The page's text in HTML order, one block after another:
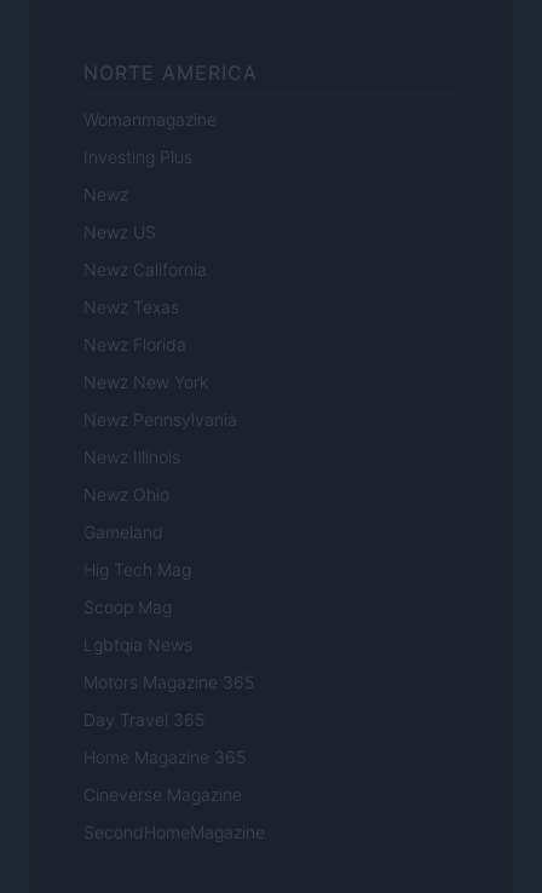
NORTE AMERICA
Womanmagazine
Investing Plus
Newz
Newz US
Newz California
Newz Texas
Newz Florida
Newz New York
Newz Pennsylvania
Newz Illinois
Newz Ohio
Gameland
Hig Tech Mag
Scoop Mag
Lgbtqia News
Motors Magazine 365
Day Travel 365
Home Magazine 365
Cineverse Magazine
SecondHomeMagazine